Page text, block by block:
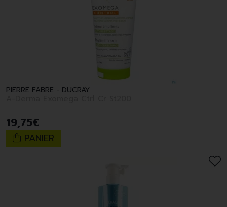
PIERRE FABRE - DUCRAY
19,75€
PANIER